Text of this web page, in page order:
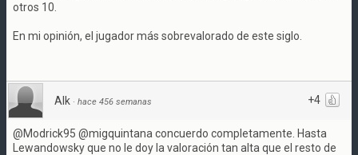
otros 10.
En mi opinión, el jugador más sobrevalorado de este siglo.
+4
Alk · hace 456 semanas
@Modrick95 @migquintana concuerdo completamente. Hasta
Lewandowsky que no le doy la valoración tan alta que el resto de